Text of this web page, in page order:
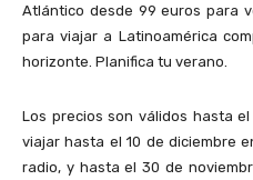
Atlántico desde 99 euros para
para viajar a Latinoamérica
horizonte. Planifica tu verano.
Los precios son válidos hasta
viajar hasta el 10 de diciembre
radio, y hasta el 30 de